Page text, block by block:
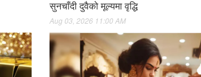
सुनचाँदी दुवैको मूल्यमा वृद्धि
Aug 03, 2026 11:00 AM